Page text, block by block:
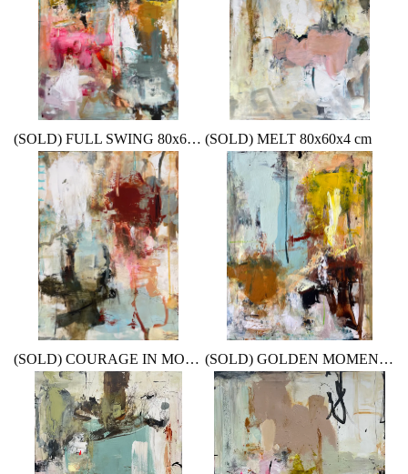
(SOLD) FULL SWING 80x60x4 cm (SOLD) MELT 80x60x4 cm
(SOLD) COURAGE IN MOTION 60x80x4 cm (SOLD) GOLDEN MOMENTUM 70x90 cm